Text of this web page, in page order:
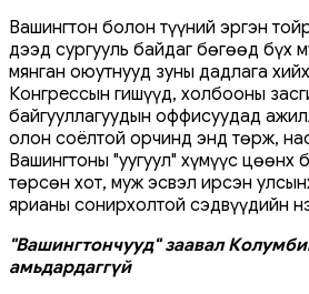
Вашингтон болон түүний эргэн
дээд сургууль байдаг бөгөөд бүх
мянган оюутнууд зуны дадлага
Конгрессын гишүүд, холбооны
байгууллагуудын оффисуудад
олон соёлтой орчинд энд төрж,
Вашингтоны "уугуул" хүмүүс цөөнх
төрсөн хот, муж эсвэл ирсэн
ярианы сонирхолтой сэдвүүдийн
"Вашингтончууд" заавал
амьдардаггүй